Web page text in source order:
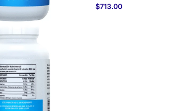
$713.00